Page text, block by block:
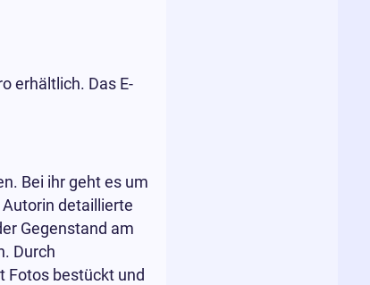
erhältlich. Das E-
Bei ihr geht es um
detaillierte
Gegenstand am
Durch
Fotos bestückt und